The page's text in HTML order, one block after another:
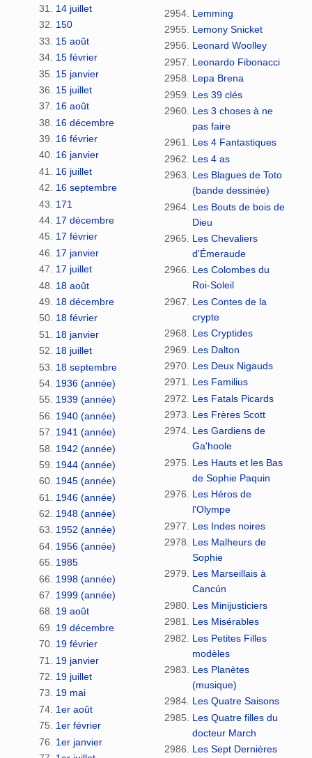
14 juillet
150
15 août
15 février
15 janvier
15 juillet
16 août
16 décembre
16 février
16 janvier
16 juillet
16 septembre
171
17 décembre
17 février
17 janvier
17 juillet
18 août
18 décembre
18 février
18 janvier
18 juillet
18 septembre
1936 (année)
1939 (année)
1940 (année)
1941 (année)
1942 (année)
1944 (année)
1945 (année)
1946 (année)
1948 (année)
1952 (année)
1956 (année)
1985
1998 (année)
1999 (année)
19 août
19 décembre
19 février
19 janvier
19 juillet
19 mai
1er août
1er février
1er janvier
Lemming
Lemony Snicket
Leonard Woolley
Leonardo Fibonacci
Lepa Brena
Les 39 clés
Les 3 choses à ne
pas faire
Les 4 Fantastiques
Les 4 as
Les Blagues de Toto
(bande dessinée)
Les Bouts de bois de
Dieu
Les Chevaliers
d'Émeraude
Les Colombes du
Roi-Soleil
Les Contes de la
crypte
Les Cryptides
Les Dalton
Les Deux Nigauds
Les Familius
Les Fatals Picards
Les Frères Scott
Les Gardiens de
Ga'hoole
Les Hauts et les Bas
de Sophie Paquin
Les Héros de
l'Olympe
Les Indes noires
Les Malheurs de
Sophie
Les Marseillais à
Cancún
Les Minijusticiers
Les Misérables
Les Petites Filles
modèles
Les Planètes
(musique)
Les Quatre Saisons
Les Quatre filles du
docteur March
Les Sept Dernières